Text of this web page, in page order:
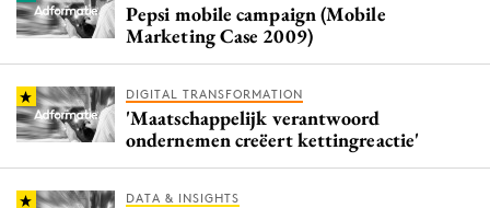
Pepsi mobile campaign (Mobile
Marketing Case 2009)
DIGITAL TRANSFORMATION
'Maatschappelijk verantwoord
ondernemen creëert kettingreactie'
DATA & INSIGHTS